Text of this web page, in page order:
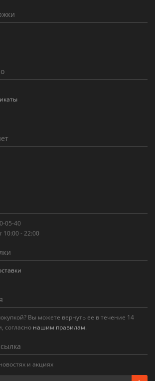
05-40
- 22:00
Вы можете вернуть ее в течение 14
согласно нашим правилам.
и акциях